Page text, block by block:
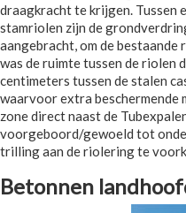
draagkracht te krijgen. Tussen
stamriolen zijn de
aangebracht, om de
was de ruimte tussen de riolen
centimeters tussen de stalen
waarvoor extra
zone direct naast de
voorgeboord/gewoeld tot
trilling aan de riolering te
Betonnen